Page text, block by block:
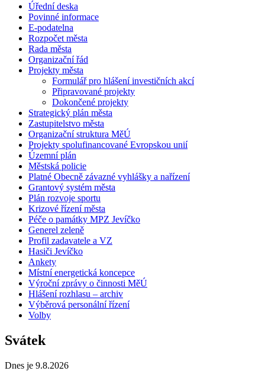
Úřední deska
Povinné informace
E-podatelna
Rozpočet města
Rada města
Organizační řád
Projekty města
Formulář pro hlášení investičních akcí
Připravované projekty
Dokončené projekty
Strategický plán města
Zastupitelstvo města
Organizační struktura MěÚ
Projekty spolufinancované Evropskou unií
Územní plán
Městská policie
Platné Obecně závazné vyhlášky a nařízení
Grantový systém města
Plán rozvoje sportu
Krizové řízení města
Péče o památky MPZ Jevíčko
Generel zeleně
Profil zadavatele a VZ
Hasiči Jevíčko
Ankety
Místní energetická koncepce
Výroční zprávy o činnosti MěÚ
Hlášení rozhlasu – archiv
Výběrová personální řízení
Volby
Svátek
Dnes je 9.8.2026